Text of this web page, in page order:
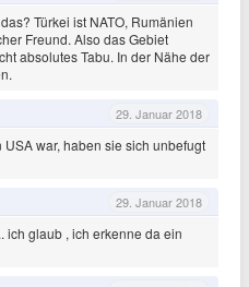
Türkei ist NATO, Rumänien
Freund. Also das Gebiet
absolutes Tabu. In der Nähe der
29. Januar 2018
war, haben sie sich unbefugt
29. Januar 2018
ich glaub , ich erkenne da ein